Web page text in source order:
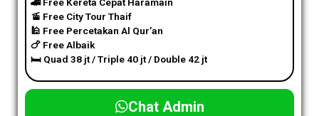
🚡 Free City Tour Thaif
🕌 Free Percetakan Al Qur’an
🍗 Free Albaik
🛏️ Quad 38 jt / Triple 40 jt / Double 42 jt
Chat Admin